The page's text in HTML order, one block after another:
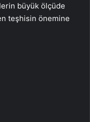
büyük ölçüde
teşhisin önemine